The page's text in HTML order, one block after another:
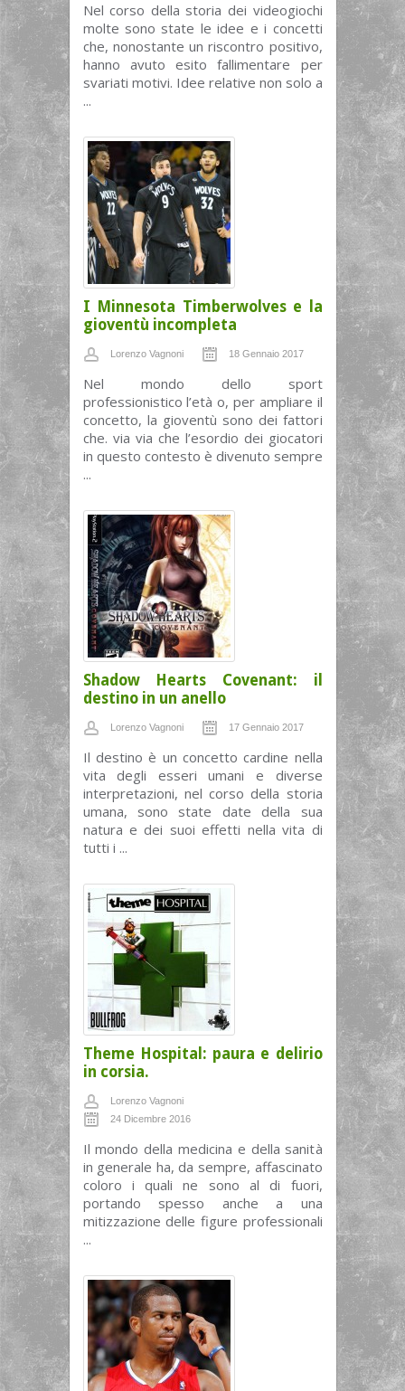
Nel corso della storia dei videogiochi
molte sono state le idee e i concetti
che, nonostante un riscontro positivo,
hanno avuto esito fallimentare per
svariati motivi. Idee relative non solo a
...
I Minnesota Timberwolves e la
gioventù incompleta
Lorenzo Vagnoni 18 Gennaio 2017
Nel mondo dello sport
professionistico l’età o, per ampliare il
concetto, la gioventù sono dei fattori
che. via via che l’esordio dei giocatori
in questo contesto è divenuto sempre
...
Shadow Hearts Covenant: il
destino in un anello
Lorenzo Vagnoni 17 Gennaio 2017
Il destino è un concetto cardine nella
vita degli esseri umani e diverse
interpretazioni, nel corso della storia
umana, sono state date della sua
natura e dei suoi effetti nella vita di
tutti i ...
Theme Hospital: paura e delirio
in corsia.
Lorenzo Vagnoni
24 Dicembre 2016
Il mondo della medicina e della sanità
in generale ha, da sempre, affascinato
coloro i quali ne sono al di fuori,
portando spesso anche a una
mitizzazione delle figure professionali
...